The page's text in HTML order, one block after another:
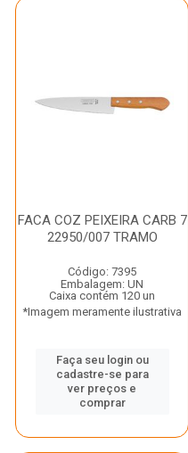
FACA COZ PEIXEIRA CARB 7
22950/007 TRAMO
Código: 7395
Embalagem: UN
Caixa contém 120 un
*Imagem meramente ilustrativa
Faça seu login ou
cadastre-se para
ver preços e
comprar